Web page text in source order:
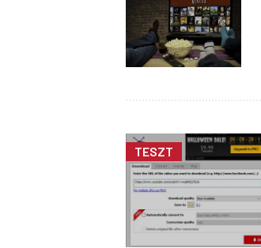
TESZT